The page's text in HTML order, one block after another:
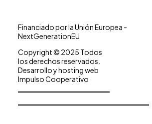
Financiado por la Unión Europea -
NextGenerationEU
Copyright © 2025 Todos
los derechos reservados.
Desarrollo y hosting web
Impulso Cooperativo